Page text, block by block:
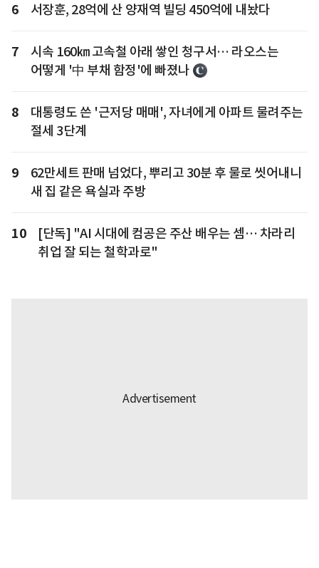
6 서장훈, 28억에 산 양재역 빌딩 450억에 내놨다
7
시속 160㎞ 고속철 아래 쌓인 청구서… 라오스는
어떻게 '中 부채 함정'에 빠졌나
8
대통령도 쓴 '근저당 매매', 자녀에게 아파트 물려주는
절세 3단계
9
62만세트 판매 넘었다, 뿌리고 30분 후 물로 씻어내니
새 집 같은 욕실과 주방
10
[단독] "AI 시대에 컴공은 주산 배우는 셈… 차라리
취업 잘 되는 철학과로"